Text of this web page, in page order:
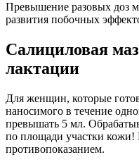
Превышение разовых доз
развития побочных
Салициловая
лактации
Для женщин, которые
наносимого в течение
превышать 5 мл.
по площади участки кожи!
противопоказанием.